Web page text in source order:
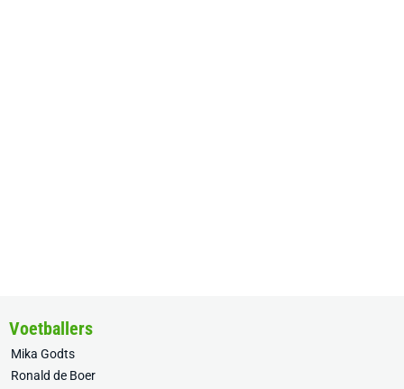
Voetballers
Mika Godts
Ronald de Boer